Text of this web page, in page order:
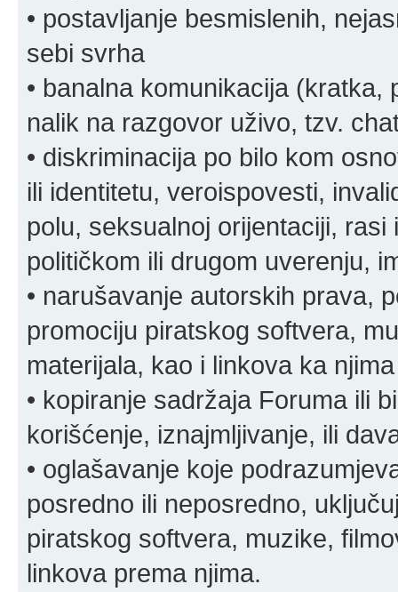
• postavljanje besmislenih,
sebi svrha
• banalna komunikacija
nalik na razgovor uživo, tzv.
• diskriminacija po bilo kom
ili identitetu, veroispovesti,
polu, seksualnoj orijentaciji,
političkom ili drugom uverenju,
• narušavanje autorskih prava,
promociju piratskog softvera,
materijala, kao i linkova ka njima
• kopiranje sadržaja Foruma ili
korišćenje, iznajmljivanje, ili
• oglašavanje koje
posredno ili neposredno,
piratskog softvera, muzike,
linkova prema njima.